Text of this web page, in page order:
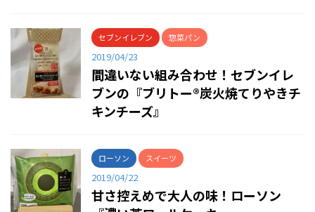
セブンイレブン 惣菜パン
2019/04/23
間違いない組み合わせ！セブンイレ
ブンの『ブリトー®炭火焼てりやきチ
キンチーズ』
ローソン スイーツ
2019/04/22
甘さ控えめで大人の味！ローソン